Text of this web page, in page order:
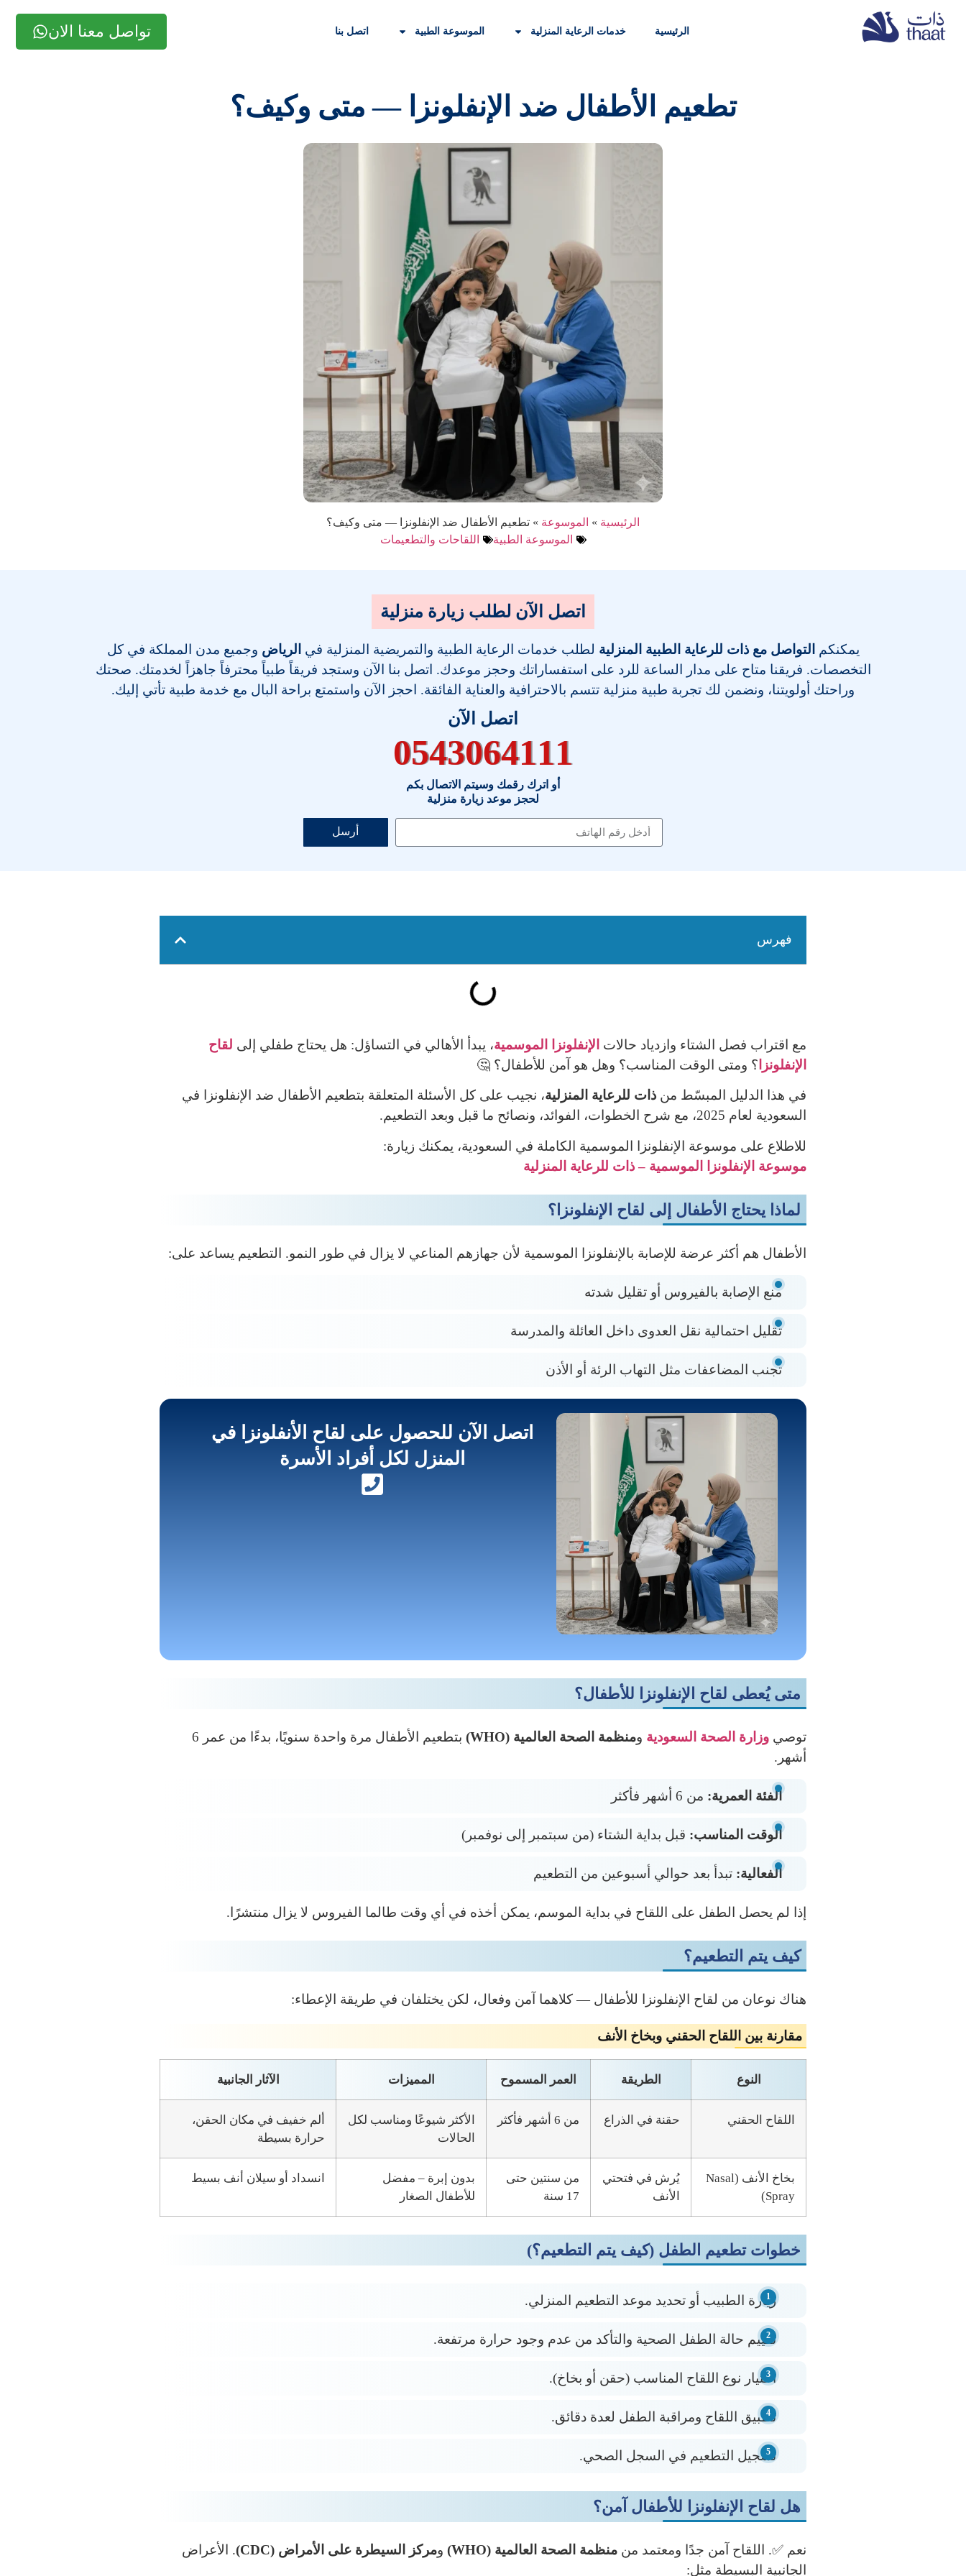
الرئيسية خدمات الرعاية المنزلية الموسوعة الطبية اتصل بنا تواصل معنا الان
تطعيم الأطفال ضد الإنفلونزا — متى وكيف؟
الرئيسية » الموسوعة » تطعيم الأطفال ضد الإنفلونزا — متى وكيف؟
الموسوعة الطبية
اللقاحات والتطعيمات
اتصل الآن لطلب زيارة منزلية
يمكنكم التواصل مع ذات للرعاية الطبية المنزلية لطلب خدمات الرعاية الطبية والتمريضية المنزلية في الرياض وجميع مدن المملكة في كل
التخصصات. فريقنا متاح على مدار الساعة للرد على استفساراتك وحجز موعدك. اتصل بنا الآن وستجد فريقاً طبياً محترفاً جاهزاً لخدمتك. صحتك
وراحتك أولويتنا، ونضمن لك تجربة طبية منزلية تتسم بالاحترافية والعناية الفائقة. احجز الآن واستمتع براحة البال مع خدمة طبية تأتي إليك.
اتصل الآن
0543064111
أو اترك رقمك وسيتم الاتصال بكم
لحجز موعد زيارة منزلية
أرسل
فهرس
مع اقتراب فصل الشتاء وازدياد حالات الإنفلونزا الموسمية، يبدأ الأهالي في التساؤل: هل يحتاج طفلي إلى لقاح
الإنفلونزا ؟ ومتى الوقت المناسب؟ وهل هو آمن للأطفال؟ 🤔
في هذا الدليل المبسّط منذات للرعاية المنزلية، نجيب على كل الأسئلة المتعلقة بتطعيم الأطفال ضد الإنفلونزا في
السعودية لعام 2025، مع شرح الخطوات، الفوائد، ونصائح ما قبل وبعد التطعيم.
للاطلاع على موسوعة الإنفلونزا الموسمية الكاملة في السعودية، يمكنك زيارة:
موسوعة الإنفلونزا الموسمية – ذات للرعاية المنزلية
لماذا يحتاج الأطفال إلى لقاح الإنفلونزا؟
الأطفال هم أكثر عرضة للإصابة بالإنفلونزا الموسمية لأن جهازهم المناعي لا يزال في طور النمو. التطعيم يساعد على:
منع الإصابة بالفيروس أو تقليل شدته
تقليل احتمالية نقل العدوى داخل العائلة والمدرسة
تجنب المضاعفات مثل التهاب الرئة أو الأذن
اتصل الآن للحصول على لقاح الأنفلونزا في
المنزل لكل أفراد الأسرة
متى يُعطى لقاح الإنفلونزا للأطفال؟
توصي وزارة الصحة السعودية ومنظمة الصحة العالمية (WHO)
بتطعيم الأطفال مرة واحدة سنويًا، بدءًا من عمر 6
أشهر.
الفئة العمرية: من 6 أشهر فأكثر
الوقت المناسب: قبل بداية الشتاء (من سبتمبر إلى نوفمبر)
الفعالية: تبدأ بعد حوالي أسبوعين من التطعيم
إذا لم يحصل الطفل على اللقاح في بداية الموسم، يمكن أخذه في أي وقت طالما الفيروس لا يزال منتشرًا.
كيف يتم التطعيم؟
هناك نوعان من لقاح الإنفلونزا للأطفال — كلاهما آمن وفعال، لكن يختلفان في طريقة الإعطاء:
مقارنة بين اللقاح الحقني وبخاخ الأنف
النوع الطريقة العمر المسموح المميزات الآثار الجانبية
اللقاح الحقني حقنة في الذراع من 6 أشهر فأكثر
الأكثر شيوعًا ومناسب لكل
الحالات
ألم خفيف في مكان الحقن،
حرارة بسيطة
بخاخ الأنف (Nasal
Spray)
يُرش في فتحتي
الأنف
من سنتين حتى
17 سنة
بدون إبرة – مفضل
للأطفال الصغار
انسداد أو سيلان أنف بسيط
خطوات تطعيم الطفل (كيف يتم التطعيم؟)
زيارة الطبيب أو تحديد موعد التطعيم المنزلي.
تقييم حالة الطفل الصحية والتأكد من عدم وجود حرارة مرتفعة.
اختيار نوع اللقاح المناسب (حقن أو بخاخ).
تطبيق اللقاح ومراقبة الطفل لعدة دقائق.
تسجيل التطعيم في السجل الصحي.
هل لقاح الإنفلونزا للأطفال آمن؟
نعم ✅. اللقاح آمن جدًا ومعتمد من منظمة الصحة العالمية (WHO) ومركز السيطرة على الأمراض (CDC)
. الأعراض
الجانبية البسيطة مثل: